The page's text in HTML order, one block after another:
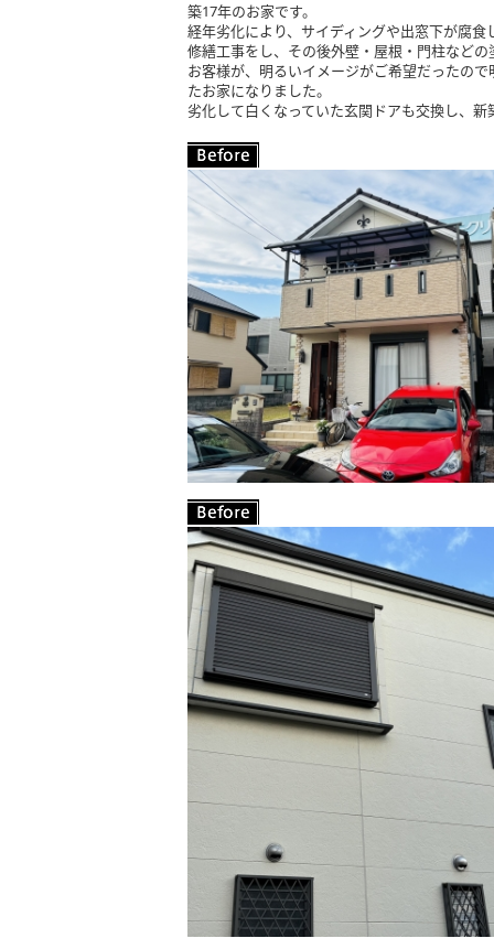
築17年のお家です。
経年劣化により、サイディングや出窓下が腐食
修繕工事をし、その後外壁・屋根・門柱など
お客様が、明るいイメージがご希望だったの
たお家になりました。
劣化して白くなっていた玄関ドアも交換し、